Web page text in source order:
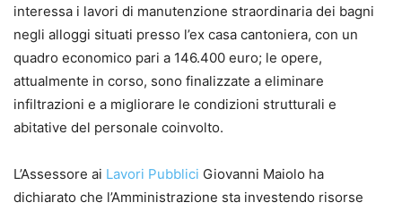
interessa i lavori di manutenzione straordinaria dei bagni
negli alloggi situati presso l’ex casa cantoniera, con un
quadro economico pari a 146.400 euro; le opere,
attualmente in corso, sono finalizzate a eliminare
infiltrazioni e a migliorare le condizioni strutturali e
abitative del personale coinvolto.
L’Assessore ai Lavori Pubblici Giovanni Maiolo ha
dichiarato che l’Amministrazione sta investendo risorse